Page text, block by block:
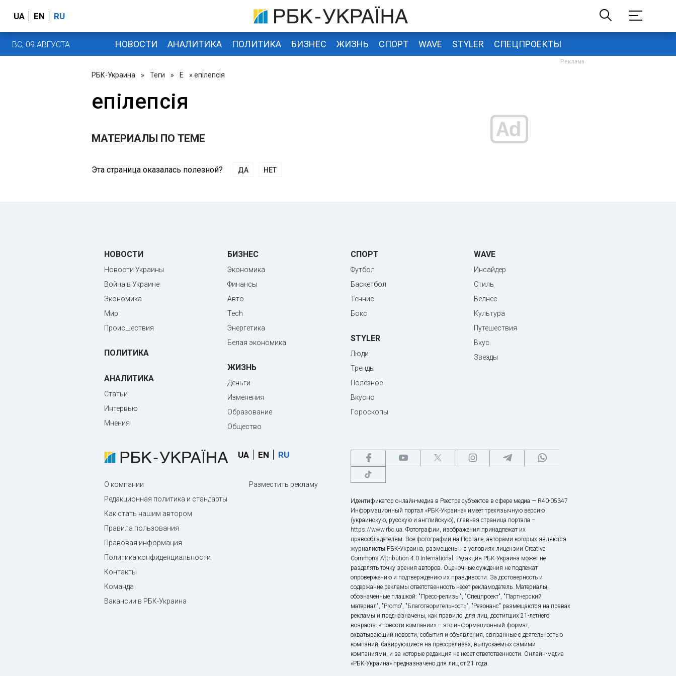
UA EN RU
ВС, 09 АВГУСТА НОВОСТИ АНАЛИТИКА ПОЛИТИКА БИЗНЕС ЖИЗНЬ СПОРТ WAVE STYLER СПЕЦПРОЕКТЫ
РБК-Украина » Теги » Е » епілепсія
епілепсія
МАТЕРИАЛЫ ПО ТЕМЕ
Эта страница оказалась полезной? ДА НЕТ
НОВОСТИ
Новости Украины
Война в Украине
Экономика
Мир
Происшествия
ПОЛИТИКА
АНАЛИТИКА
Статьи
Интервью
Мнения
БИЗНЕС
Экономика
Финансы
Авто
Tech
Энергетика
Белая экономика
ЖИЗНЬ
Деньги
Изменения
Образование
Общество
СПОРТ
Футбол
Баскетбол
Теннис
Бокс
STYLER
Люди
Тренды
Полезное
Вкусно
Гороскопы
WAVE
Инсайдер
Стиль
Велнес
Культура
Путешествия
Вкус
Звезды
UA EN RU
О компании
Редакционная политика и стандарты
Как стать нашим автором
Правила пользования
Правовая информация
Политика конфиденциальности
Контакты
Команда
Вакансии в РБК-Украина
Разместить рекламу
Идентификатор онлайн-медиа в Реестре субъектов в сфере медиа — R40-05347
Информационный портал «РБК-Украина» имеет трехязычную версию
(украинскую, русскую и английскую), главная страница портала –
https://www.rbc.ua. Фотографии, изображения принадлежат их
правообладателям. Все фотографии на Портале, авторами которых являются
журналисты РБК-Украина, размещены на условиях лицензии Creative
Commons Attribution 4.0 International. Редакция РБК-Украина может не
разделять точку зрения авторов. Оценочные суждения не подлежат
опровержению и подтверждению их правдивости. За достоверность и
содержание рекламы ответственность несет рекламодатель. Материалы,
обозначенные плашкой: "Пресс-релизы", "Спецпроект", "Партнерский
материал", "Promo", "Благотворительность", "Резонанс" размещаются на правах
рекламы и предназначены, как правило, для лиц, достигших 21-летнего
возраста. «Новости компании» – это информационный формат,
охватывающий новости, события и объявления, связанные с деятельностью
компаний, базирующиеся на прессрелизах, выпускаемых самими
компаниями, и за которые редакция не несет ответственности. Онлайн-медиа
«РБК-Украина» предназначено для лиц от 21 года.